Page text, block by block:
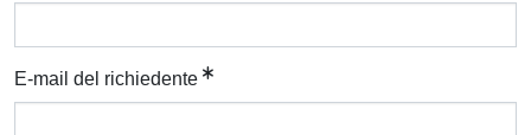
E-mail del richiedente